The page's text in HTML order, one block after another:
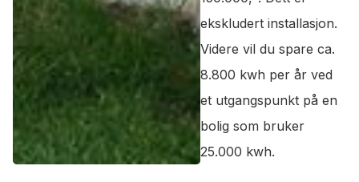
ekskludert installasjon.
Videre vil du spare ca.
8.800 kwh per år ved
et utgangspunkt på en
bolig som bruker
25.000 kwh.